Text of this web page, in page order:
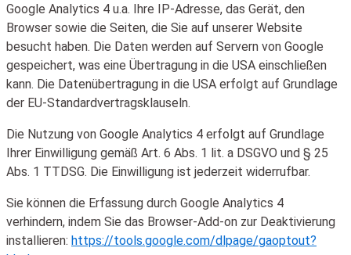
Google Analytics 4 u.a. Ihre IP-Adresse, das Gerät, den
Browser sowie die Seiten, die Sie auf unserer Website
besucht haben. Die Daten werden auf Servern von Google
gespeichert, was eine Übertragung in die USA einschließen
kann. Die Datenübertragung in die USA erfolgt auf Grundlage
der EU-Standardvertragsklauseln.
Die Nutzung von Google Analytics 4 erfolgt auf Grundlage
Ihrer Einwilligung gemäß Art. 6 Abs. 1 lit. a DSGVO und § 25
Abs. 1 TTDSG. Die Einwilligung ist jederzeit widerrufbar.
Sie können die Erfassung durch Google Analytics 4
verhindern, indem Sie das Browser-Add-on zur Deaktivierung
installieren: https://tools.google.com/dlpage/gaoptout?